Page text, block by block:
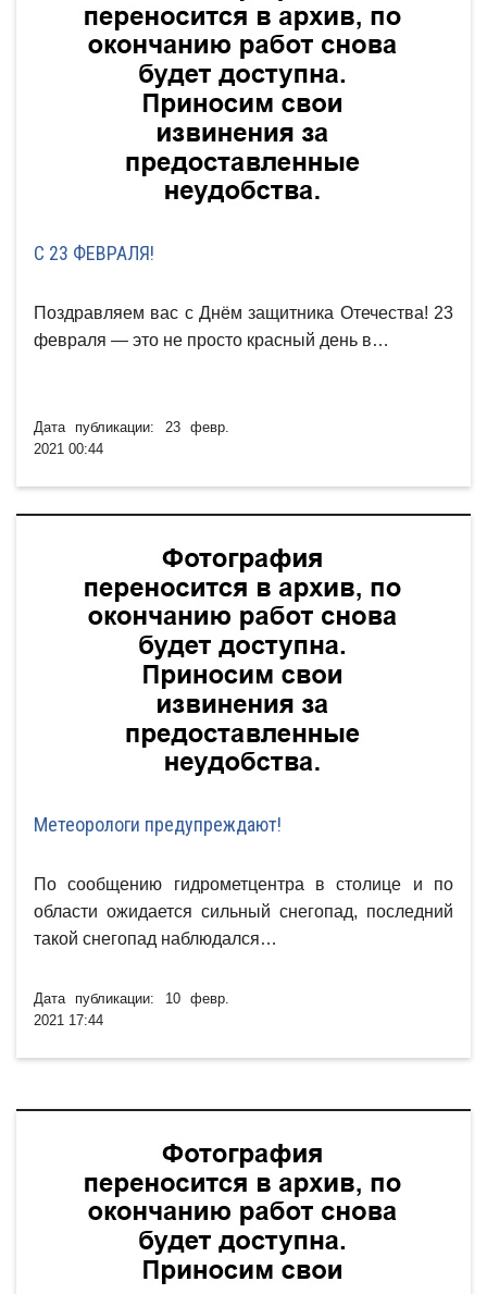
С 23 ФЕВРАЛЯ!
Поздравляем вас с Днём защитника Отечества! 23
февраля — это не просто красный день в…
Дата публикации: 23 февр.
2021 00:44
Метеорологи предупреждают!
По сообщению гидрометцентра в столице и по
области ожидается сильный снегопад, последний
такой снегопад наблюдался…
Дата публикации: 10 февр.
2021 17:44